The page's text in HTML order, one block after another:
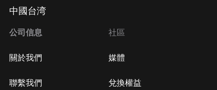
中國台湾
公司信息
關於我們
聯繫我們
社區
媒體
兌換權益